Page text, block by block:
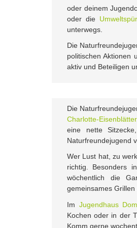
oder deinem
oder die
unterwegs.
Die
politischen Aktionen
aktiv und Beteiligen
Die
Charlotte-Eisenblätter
eine nette
Naturfreundejugend
Wer Lust hat, zu
richtig. Besonders
wöchentlich die
gemeinsames Grillen
Im Jugendhaus
Kochen oder in der
Komm gerne